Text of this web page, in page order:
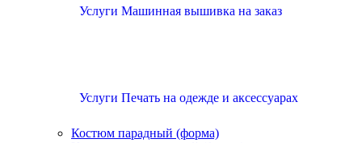
Услуги Машинная вышивка на заказ
Услуги Печать на одежде и аксессуарах
Костюм парадный (форма)